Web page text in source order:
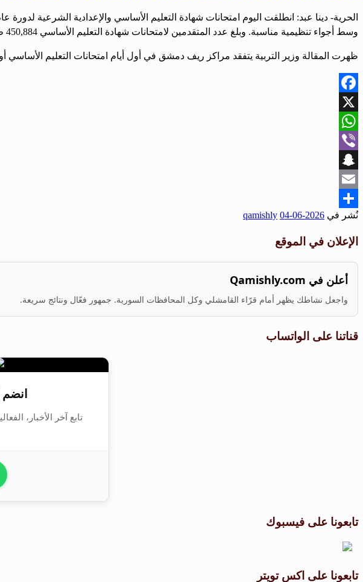
وسط أجواء تنظيمية مناسبة. وبلغ عدد المتقدمين لامتحانات شهادة التعليم الأساسي 450,884 طالباً وطالبة، إضافة إلى 13,141 طالباً وطالبة في شهادة الإعدادية الشرعية، موزعين على 2,053 مركزاً […]
ظهرت المقالة وزير التربية يتفقد مراكز ريف دمشق في أول أيام امتحانات التعليم الأساسي
Facebook
X
WhatsApp
Viber
Snapchat
Email
Share
نُشر في 2026-06-04
qamishly
الإعلان في الموقع
أعلن في Qamishly.com
واجعل نشاطك يظهر أمام قرّاء القامشلي وكل المحافظات السورية. جمهور فعّال ونتائج سريعة.
قناتنا على الواتساب
انضم
تابع آخر الأخبار،
تابعونا على فيسبوك
تابعونا على اكس تويتر